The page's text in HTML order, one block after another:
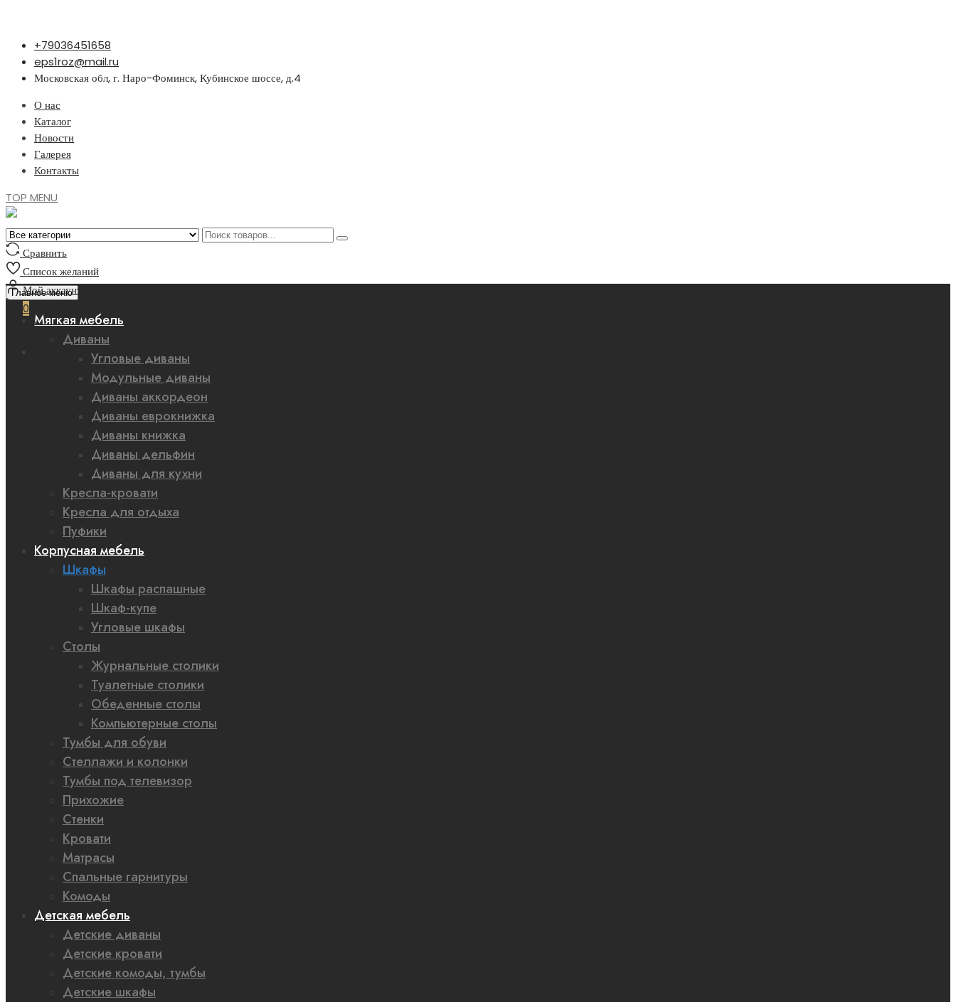
Перейти
содержимому
+79036451658
eps1roz@mail.ru
Московская обл, г. Наро-Фоминск, Кубинское шоссе, д.4
О нас
Каталог
Новости
Галерея
Контакты
TOP MENU
Сравнить
Список желаний
Мой аккаунт
0
0,00 ₽
Главное меню
Мягкая мебель
Диваны
Угловые диваны
Модульные диваны
Диваны аккордеон
Диваны еврокнижка
Диваны книжка
Диваны дельфин
Диваны для кухни
Кресла-кровати
Кресла для отдыха
Пуфики
Корпусная мебель
Шкафы
Шкафы распашные
Шкаф-купе
Угловые шкафы
Столы
Журнальные столики
Туалетные столики
Обеденные столы
Компьютерные столы
Тумбы для обуви
Стеллажи и колонки
Тумбы под телевизор
Прихожие
Стенки
Кровати
Матрасы
Спальные гарнитуры
Комоды
Детская мебель
Детские диваны
Детские кровати
Детские комоды, тумбы
Детские шкафы